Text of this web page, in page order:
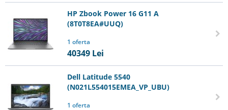
HP Zbook Power 16 G11 A
(8T0T8EA#UUQ)
1 oferta
40349 Lei
Dell Latitude 5540
(N021L554015EMEA_VP_UBU)
1 oferta